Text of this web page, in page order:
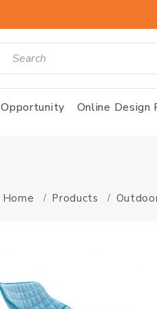
Opportunity Online Design
Home Products